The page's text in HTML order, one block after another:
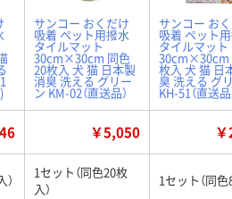
サンコー おくだけ
吸着 ペット用撥水
タイルマット
30cm×30cm 同色
20枚入 犬 猫 日本製
消臭 洗える グリー
ン KM-02（直送品）
サンコー お
吸着 ペット
タイルマット
30cm×30cm
枚入 犬 猫 日
臭 洗える グ
KH-51（直送品
￥5,050
1セット（同色20枚
入）
1セット（同色